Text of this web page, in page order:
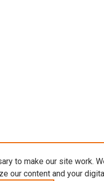
to make our site work.
our content and your